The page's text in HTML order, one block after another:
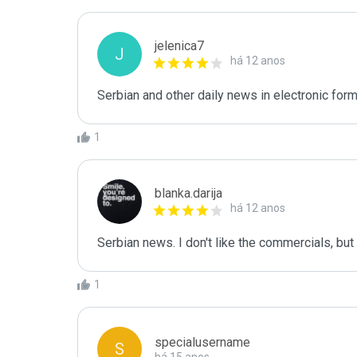
J jelenica7
há 12 anos
Serbian and other daily news in electronic
1
blanka.darija
há 12 anos
Serbian news. I don't like the commercials,
1
S specialusername